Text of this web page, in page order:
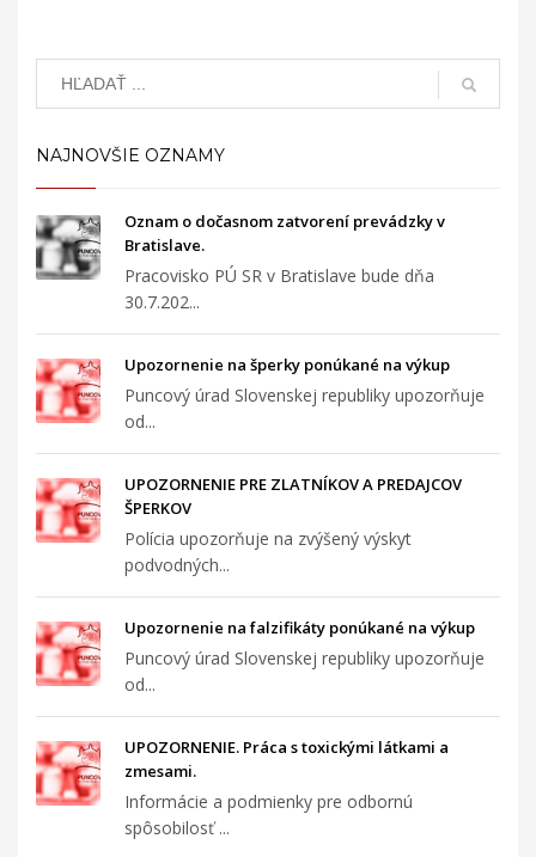
NAJNOVŠIE OZNAMY
Oznam o dočasnom zatvorení prevádzky v
Bratislave.
Pracovisko PÚ SR v Bratislave bude dňa
30.7.202...
Upozornenie na šperky ponúkané na výkup
Puncový úrad Slovenskej republiky upozorňuje
od...
UPOZORNENIE PRE ZLATNÍKOV A PREDAJCOV
ŠPERKOV
Polícia upozorňuje na zvýšený výskyt
podvodných...
Upozornenie na falzifikáty ponúkané na výkup
Puncový úrad Slovenskej republiky upozorňuje
od...
UPOZORNENIE. Práca s toxickými látkami a
zmesami.
Informácie a podmienky pre odbornú
spôsobilosť ...